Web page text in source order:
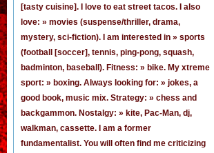
[tasty cuisine]. I love to eat street tacos. I also
love: » movies (suspense/thriller, drama,
mystery, sci-fiction). I am interested in » sports
(football [soccer], tennis, ping-pong, squash,
badminton, baseball). Fitness: » bike. My xtreme
sport: » boxing. Always looking for: » jokes,a
good book,music mix. Strategy: » chess and
backgammon. Nostalgy: » kite, Pac-Man,dj,
walkman, cassette.
I am a former
fundamentalist. You will often find me criticizing